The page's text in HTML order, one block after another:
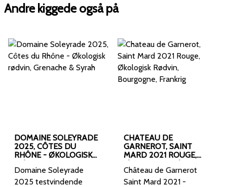
Andre kiggede også på
DOMAINE SOLEYRADE
2025, CÔTES DU
RHÔNE - ØKOLOGISK
RØDVIN, GRENACHE &
SYRAH
Domaine Soleyrade
2025 testvindende
CHATEAU DE
GARNEROT, SAINT
MARD 2021 ROUGE,
ØKOLOGISK RØDVIN,
BOURGOGNE,
FRANKRIG
Château de Garnerot
Saint Mard 2021 -